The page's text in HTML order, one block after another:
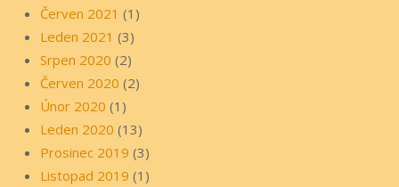
Červen 2021 (1)
Leden 2021 (3)
Srpen 2020 (2)
Červen 2020 (2)
Únor 2020 (1)
Leden 2020 (13)
Prosinec 2019 (3)
Listopad 2019 (1)